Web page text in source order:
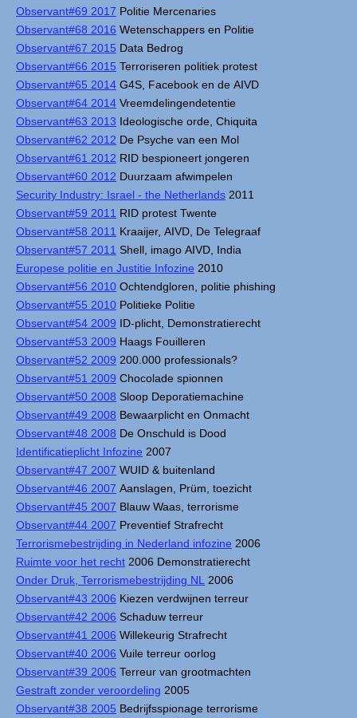
Observant#69 2017 Politie Mercenaries
Observant#68 2016 Wetenschappers en Politie
Observant#67 2015 Data Bedrog
Observant#66 2015 Terroriseren politiek protest
Observant#65 2014 G4S, Facebook en de AIVD
Observant#64 2014 Vreemdelingendetentie
Observant#63 2013 Ideologische orde, Chiquita
Observant#62 2012 De Psyche van een Mol
Observant#61 2012 RID bespioneert jongeren
Observant#60 2012 Duurzaam afwimpelen
Security Industry: Israel - the Netherlands 2011
Observant#59 2011 RID protest Twente
Observant#58 2011 Kraaijer, AIVD, De Telegraaf
Observant#57 2011 Shell, imago AIVD, India
Europese politie en Justitie Infozine 2010
Observant#56 2010 Ochtendgloren, politie phishing
Observant#55 2010 Politieke Politie
Observant#54 2009 ID-plicht, Demonstratierecht
Observant#53 2009 Haags Fouilleren
Observant#52 2009 200.000 professionals?
Observant#51 2009 Chocolade spionnen
Observant#50 2008 Sloop Deporatiemachine
Observant#49 2008 Bewaarplicht en Onmacht
Observant#48 2008 De Onschuld is Dood
Identificatieplicht Infozine 2007
Observant#47 2007 WUID & buitenland
Observant#46 2007 Aanslagen, Prüm, toezicht
Observant#45 2007 Blauw Waas, terrorisme
Observant#44 2007 Preventief Strafrecht
Terrorismebestrijding in Nederland infozine 2006
Ruimte voor het recht 2006 Demonstratierecht
Onder Druk, Terrorismebestrijding NL
2006
Observant#43 2006 Kiezen verdwijnen terreur
Observant#42 2006 Schaduw terreur
Observant#41 2006 Willekeurig Strafrecht
Observant#40 2006 Vuile terreur oorlog
Observant#39 2006 Terreur van grootmachten
Gestraft zonder veroordeling 2005
Observant#38 2005 Bedrijfsspionage terrorisme